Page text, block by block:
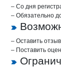
– Со дня
– Обязательно
– Оставить
– Поставить